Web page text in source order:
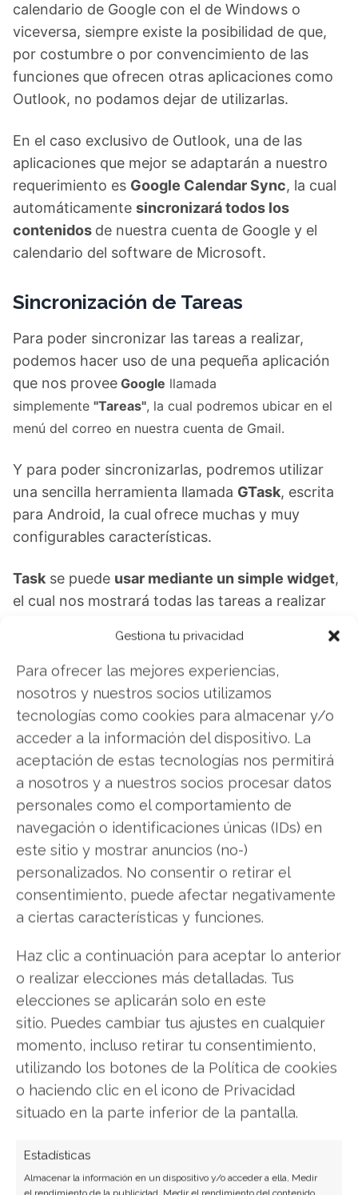
Gestiona tu privacidad
Para ofrecer las mejores experiencias,
nosotros y nuestros socios utilizamos
tecnologías como cookies para almacenar y/o
acceder a la información del dispositivo. La
aceptación de estas tecnologías nos permitirá
a nosotros y a nuestros socios procesar datos
personales como el comportamiento de
navegación o identificaciones únicas (IDs) en
este sitio y mostrar anuncios (no-)
personalizados. No consentir o retirar el
consentimiento, puede afectar negativamente
a ciertas características y funciones.
Haz clic a continuación para aceptar lo anterior
o realizar elecciones más detalladas. Tus
elecciones se aplicarán solo en este
sitio. Puedes cambiar tus ajustes en cualquier
momento, incluso retirar tu consentimiento,
utilizando los botones de la Política de cookies
o haciendo clic en el icono de Privacidad
situado en la parte inferior de la pantalla.
Estadísticas
Almacenar la información en un dispositivo y/o acceder a ella, Medir
calendario de Google con el de Windows o
viceversa, siempre existe la posibilidad de que,
por costumbre o por convencimiento de las
funciones que ofrecen otras aplicaciones como
Outlook, no podamos dejar de utilizarlas.
En el caso exclusivo de Outlook, una de las
aplicaciones que mejor se adaptarán a nuestro
requerimiento es Google Calendar Sync, la cual
automáticamente sincronizará todos los
contenidos de nuestra cuenta de Google y el
calendario del software de Microsoft.
Sincronización de Tareas
Para poder sincronizar las tareas a realizar,
podemos hacer uso de una pequeña aplicación
que nos provee Google llamada
simplemente "Tareas", la cual podremos ubicar en el
menú del correo en nuestra cuenta de Gmail.
Y para poder sincronizarlas, podremos utilizar
una sencilla herramienta llamada GTask, escrita
para Android, la cual ofrece muchas y muy
configurables características.
Task se puede usar mediante un simple widget,
el cual nos mostrará todas las tareas a realizar
Con la combinación de ambas herramientas
podremos obtenerun magnífico sistema de
notas sincronizablesentre todos nuestros
dispositivos, lo cual flexibilizará nuestro trabajo,
ofreciéndonos la posibilidad de tener todo
siempre a la mano.
En el caso de que necesitemos flexibilizar más
aún este sistema, una
muy buena idea es abrir
directamente con el navegador Google
Chrome, desplazarnos hasta el menú del
browser y seleccionar la opción
"Crear acceso
Los mejores programas para tomar
notas y apuntes
La popularización de los equipos portátiles
permite usarlos paratomar notas y apuntes,ya
sea en alguna clase, reunión, o cualquier otro
tipo de situación. El hecho que el equipo pueda
pueda serutilizado como cuadernillo de notas